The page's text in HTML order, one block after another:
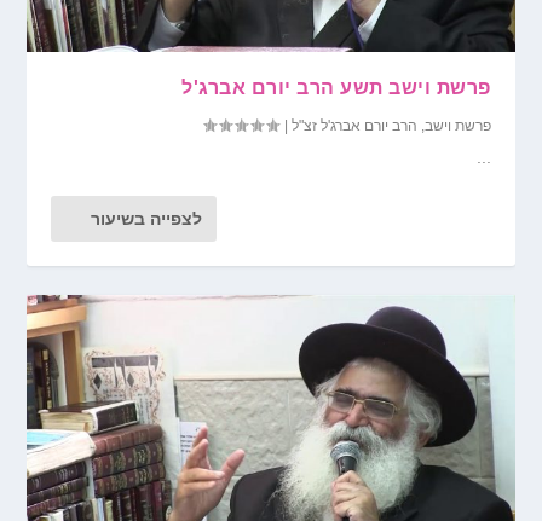
פרשת וישב תשע הרב יורם אברג'ל
פרשת וישב, הרב יורם אברג'ל זצ"ל |
...
לצפייה בשיעור